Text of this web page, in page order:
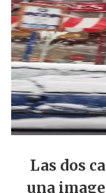
Las dos
una